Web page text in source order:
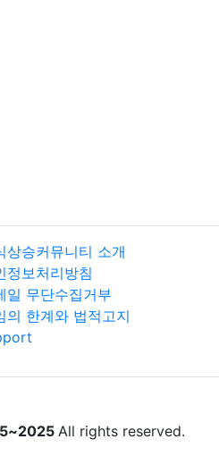
상승커뮤니티 소개
정보처리방침
일 무단수집거부
의 한계와 법적고지
All rights reserved.